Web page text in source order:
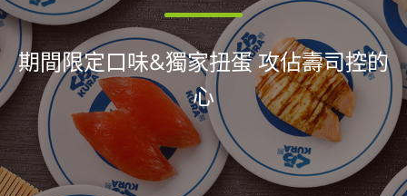
期間限定口味&獨家扭蛋 攻佔壽司控的
心